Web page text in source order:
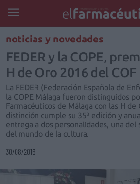
REGÍSTRATE
noticias y novedades
FEDER y la COPE,
H de Oro 2016 del
La FEDER (Federación Española de
la COPE Málaga fueron distinguidos
Farmacéuticos de Málaga con las H de
distinción cumple su 35ª edición y
entrega a dos personalidades, una del
del mundo de la cultura.
30/08/2016